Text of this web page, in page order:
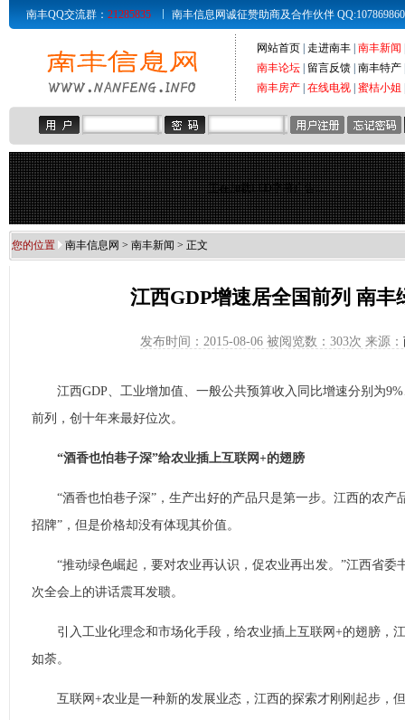
南丰QQ交流群： 21285835 南丰信息网诚征赞助商及合作伙伴
网站首页 走进南丰 南丰新闻
南丰论坛
留言反馈 南丰特产
南丰房产 在线电视 蜜桔小姐
正在加载LED字幕广告...
您的位置 南丰信息网 > 南丰新闻 > 正文
江西GDP增速居全国前列 南丰
发布时间：2015-08-06 被阅览数： 303次 来源：
江西GDP、工业增加值、一般公共预算收入同比增速分别为9%
前列，创十年来最好位次。
“酒香也怕巷子深”给农业插上互联网+的翅膀
“酒香也怕巷子深”，生产出好的产品只是第一步。江西的农产
招牌”，但是价格却没有体现其价值。
“推动绿色崛起，要对农业再认识，促农业再出发。”江西省委
次全会上的讲话震耳发聩。
引入工业化理念和市场化手段，给农业插上互联网+的翅膀，
如荼。
互联网+农业是一种新的发展业态，江西的探索才刚刚起步，